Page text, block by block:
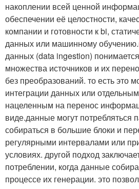
накоплении всей ценной
обеспечении её целостности,
компании и готовности к bi,
данных или машинному
данных (data ingestion)
множества источников и их
без преобразований. то есть это
интеграции данных или
нацеленным на перенос
виде.данные могут потребляться
собираться в большие блоки и
регулярными интервалами или
условиях. другой подход
потреблении, когда данные
процессе их генерации. это